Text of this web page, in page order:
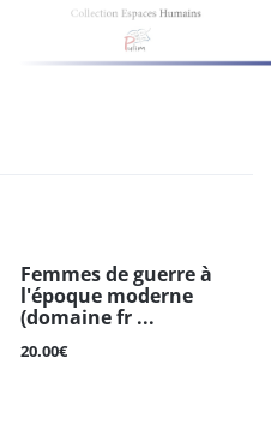
l’entretien:L’Entretien au
Classiques Garnier, 2018,
à nos jours, Classiques
Femmes de guerre à
l'époque moderne
(domaine fr ...
20.00€